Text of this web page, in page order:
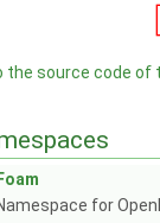
the source code of
Foam
for